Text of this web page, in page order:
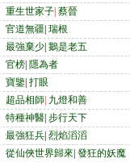
重生世家子 蔡晉
官道無疆 瑞根
最強棄少 鵝是老五
官榜 隱為者
寶鑒 打眼
超品相師 九燈和善
特種神醫 步行天下
最強狂兵 烈焰滔滔
從仙俠世界歸來 發狂的妖魔